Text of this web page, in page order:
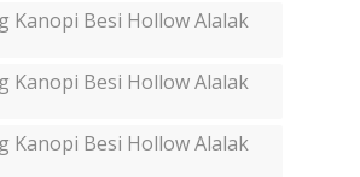
Kanopi Besi Hollow Alalak
Kanopi Besi Hollow Alalak
Kanopi Besi Hollow Alalak